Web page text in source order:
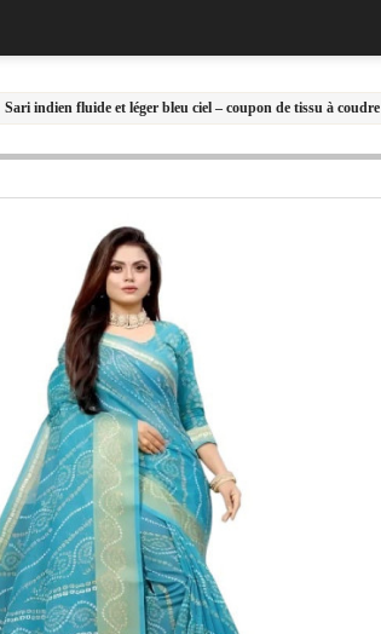
Sari indien fluide et léger bleu ciel – coupon de tissu à coudre